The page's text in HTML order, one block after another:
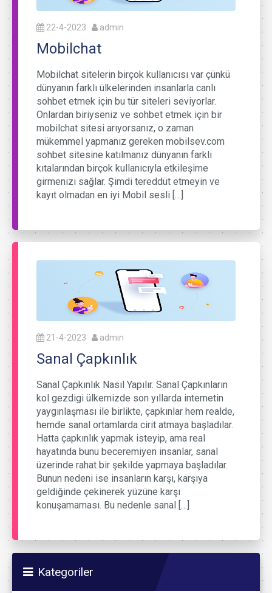
22-4-2023 admin
Mobilchat
Mobilchat sitelerin birçok kullanıcısı var çünkü
dünyanın farklı ülkelerinden insanlarla canlı
sohbet etmek için bu tür siteleri seviyorlar.
Onlardan biriyseniz ve sohbet etmek için bir
mobilchat sitesi arıyorsanız, o zaman
mükemmel yapmanız gereken mobilsev.com
sohbet sitesine katılmanız dünyanın farklı
kıtalarından birçok kullanıcıyla etkileşime
girmenizi sağlar. Şimdi tereddüt etmeyin ve
kayıt olmadan en iyi Mobil sesli […]
21-4-2023 admin
Sanal Çapkınlık
Sanal Çapkınlık Nasıl Yapılır. Sanal Çapkınların
kol gezdigi ülkemizde son yıllarda internetin
yaygınlaşması ile birlikte, çapkınlar hem realde,
hemde sanal ortamlarda cirit atmaya başladılar.
Hatta çapkınlık yapmak isteyip, ama real
hayatında bunu beceremiyen insanlar, sanal
üzerinde rahat bir şekilde yapmaya başladılar.
Bunun nedeni ise insanların karşı, karşıya
geldiğinde çekinerek yüzüne karşı
konuşamaması. Bu nedenle sanal […]
Kategoriler